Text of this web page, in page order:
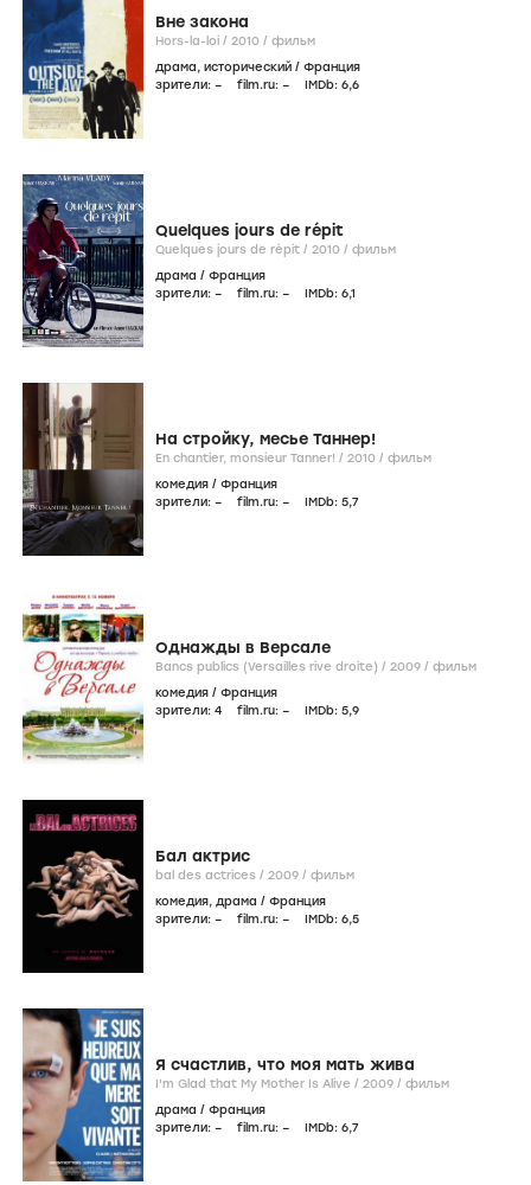
Вне закона
Hors-la-loi / 2010 / фильм
драма, исторический / Франция
зрители: – film.ru: – IMDb: 6,6
Quelques jours de répit
Quelques jours de répit / 2010 / фильм
драма / Франция
зрители: – film.ru: – IMDb: 6,1
На стройку, месье Таннер!
En chantier, monsieur Tanner! / 2010 / фильм
комедия / Франция
зрители: – film.ru: – IMDb: 5,7
Однажды в Версале
Bancs publics (Versailles rive droite) / 2009 / фильм
комедия / Франция
зрители: 4 film.ru: – IMDb: 5,9
Бал актрис
bal des actrices / 2009 / фильм
комедия, драма / Франция
зрители: – film.ru: – IMDb: 6,5
Я счастлив, что моя мать жива
I'm Glad that My Mother Is Alive / 2009 / фильм
драма / Франция
зрители: – film.ru: – IMDb: 6,7